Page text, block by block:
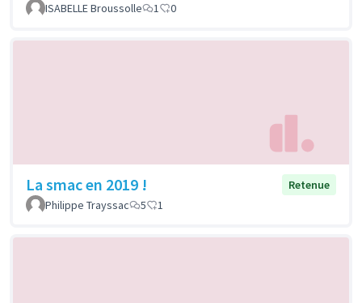
ISABELLE Broussolle 1 0
La smac en 2019 !
Retenue
Philippe Trayssac
5 1